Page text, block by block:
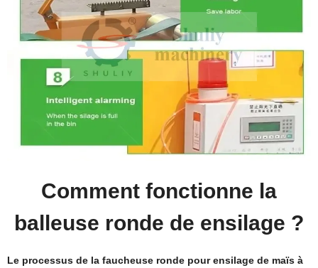
Comment fonctionne la
balleuse ronde de ensilage ?
Le processus de la faucheuse ronde pour ensilage de maïs à